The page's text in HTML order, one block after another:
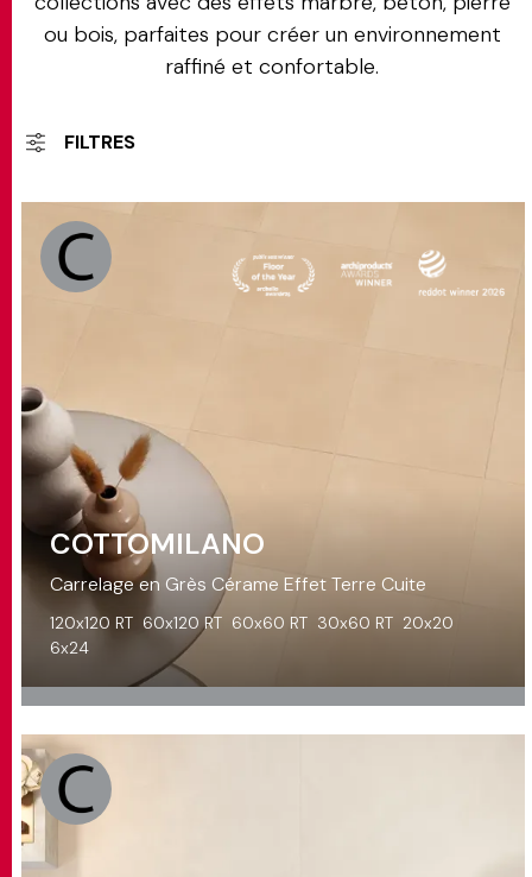
ou bois, parfaites pour créer un environnement
raffiné et confortable.
FILTRES
COTTOMILANO
Carrelage en Grès Cérame Effet Terre Cuite
120x120 RT 60x120 RT 60x60 RT 30x60 RT 20x20
6x24